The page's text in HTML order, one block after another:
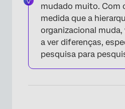
mudado muito. Com
medida que a
organizacional
a ver diferenças,
pesquisa para